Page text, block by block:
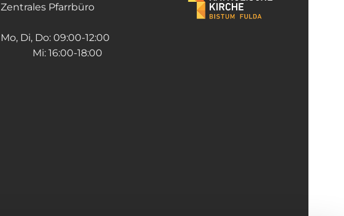
Zentrales Pfarrbüro
Mo, Di, Do: 09:00-12:00
Mi: 16:00-18:00